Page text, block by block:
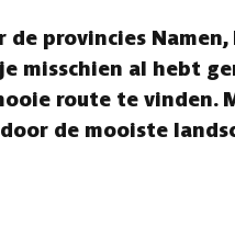
provincies
misschien al hebt
route te
de mooiste